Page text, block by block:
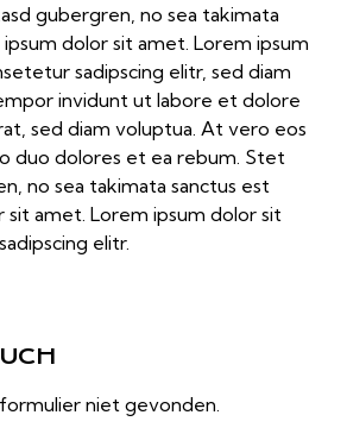
gubergren, no sea takimata
dolor sit amet. Lorem ipsum
sadipscing elitr, sed diam
invidunt ut labore et dolore
sed diam voluptua. At vero eos
duo dolores et ea rebum. Stet
no sea takimata sanctus est
sit amet. Lorem ipsum dolor sit
elitr.
niet gevonden.